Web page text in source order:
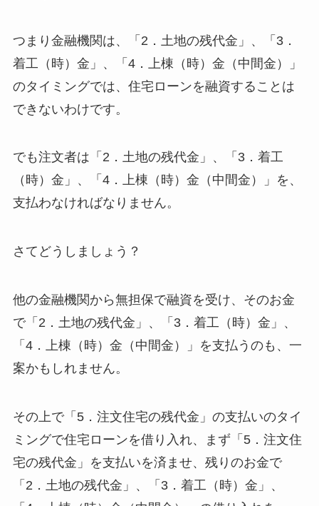
つまり金融機関は、「2．土地の残代金」、「3．
着工（時）金」、「4．上棟（時）金（中間金）」
のタイミングでは、住宅ローンを融資することは
できないわけです。
でも注文者は「2．土地の残代金」、「3．着工
（時）金」、「4．上棟（時）金（中間金）」を、
支払わなければなりません。
さてどうしましょう？
他の金融機関から無担保で融資を受け、そのお金
で「2．土地の残代金」、「3．着工（時）金」、
「4．上棟（時）金（中間金）」を支払うのも、一
案かもしれません。
その上で「5．注文住宅の残代金」の支払いのタイ
ミングで住宅ローンを借り入れ、まず「5．注文住
宅の残代金」を支払いを済ませ、残りのお金で
「2．土地の残代金」、「3．着工（時）金」、